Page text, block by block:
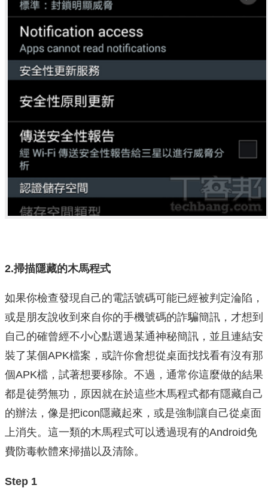
2.掃描隱藏的木馬程式
如果你檢查發現自己的電話號碼可能已經被判定淪陷，
或是朋友說收到來自你的手機號碼的詐騙簡訊，才想到
自己的確曾經不小心點選過某通神秘簡訊，並且連結安
裝了某個APK檔案，或許你會想從桌面找找看有沒有那
個APK檔，試著想要移除。不過，通常你這麼做的結果
都是徒勞無功，原因就在於這些木馬程式都有隱藏自己
的辦法，像是把icon隱藏起來，或是強制讓自己從桌面
上消失。這一類的木馬程式可以透過現有的Android免
費防毒軟體來掃描以及清除。
Step 1